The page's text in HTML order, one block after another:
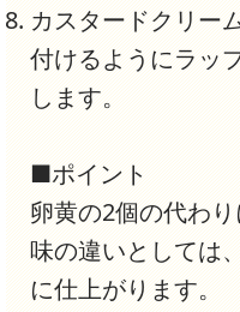
カスタードクリー
付けるようにラッ
します。
■ポイント
卵黄の2個の代わり
味の違いとしては
に仕上がります。